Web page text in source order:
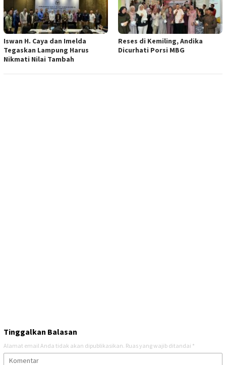
Iswan H. Caya dan Imelda
Tegaskan Lampung Harus
Nikmati Nilai Tambah
Reses di Kemiling, Andika
Dicurhati Porsi MBG
Tinggalkan Balasan
Alamat email Anda tidak akan dipublikasikan. Ruas yang wajib ditandai *